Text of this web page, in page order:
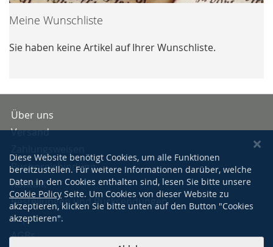
Meine Wunschliste
Sie haben keine Artikel auf Ihrer Wunschliste.
Über uns
Versand
Buchpreisbindung
Kontakt
Bestellungen und Rücksendungen
Impressum
AGBs
Diese Website benötigt Cookies, um alle Funktionen
bereitzustellen. Für weitere Informationen darüber, welche
Daten in den Cookies enthalten sind, lesen Sie bitte unsere
Cookie Policy Seite. Um Cookies von dieser Website zu
akzeptieren, klicken Sie bitte unten auf den Button "Cookies
akzeptieren".